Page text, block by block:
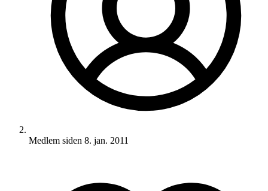
Medlem siden 8. jan. 2011